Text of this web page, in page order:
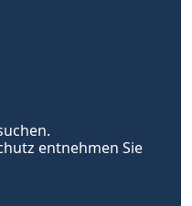
entnehmen Sie